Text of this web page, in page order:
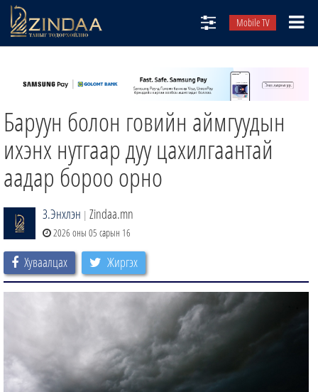
Mobile TV
ТВ8
ӨГЛӨӨНИЙ СОНИН
АУДИО ЗОХИОЛ
ЗИНДАА СЭТГҮҮЛ
Баруун болон говийн аймгуудын
ихэнх нутгаар дуу цахилгаантай
аадар бороо орно
З.Энхлэн | Zindaa.mn
2026 оны 05 сарын 16
Хуваалцах Жиргэх